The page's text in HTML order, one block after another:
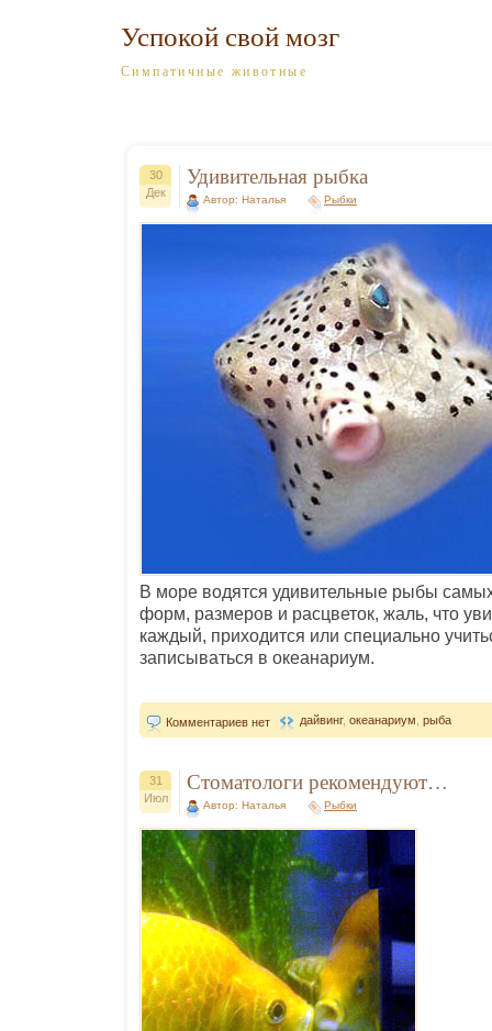
Успокой свой мозг
Симпатичные животные
30
Дек
Удивительная рыбка
Автор: Наталья Рыбки
В море водятся удивительные рыбы
форм, размеров и расцветок, жаль, что
каждый, приходится или специально
записываться в океанариум.
Комментариев нет дайвинг, океанариум рыба
31
Июл
Стоматологи рекомендуют…
Автор: Наталья Рыбки